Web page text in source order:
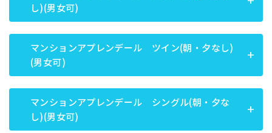
し)(男女可)
マンションアプレンデール ツイン(朝・夕なし)
(男女可)
マンションアプレンデール シングル(朝・夕な
し)(男女可)